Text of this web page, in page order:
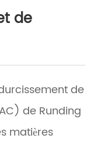
de
de
de Runding
matières